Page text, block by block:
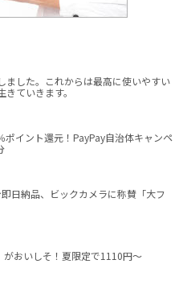
ました。これからは最高に使いやすい
きていきます。
ポイント還元！PayPay自治体キャンペ
日納品、ビックカメラに称賛「大フ
がおいしそ！夏限定で1110円～